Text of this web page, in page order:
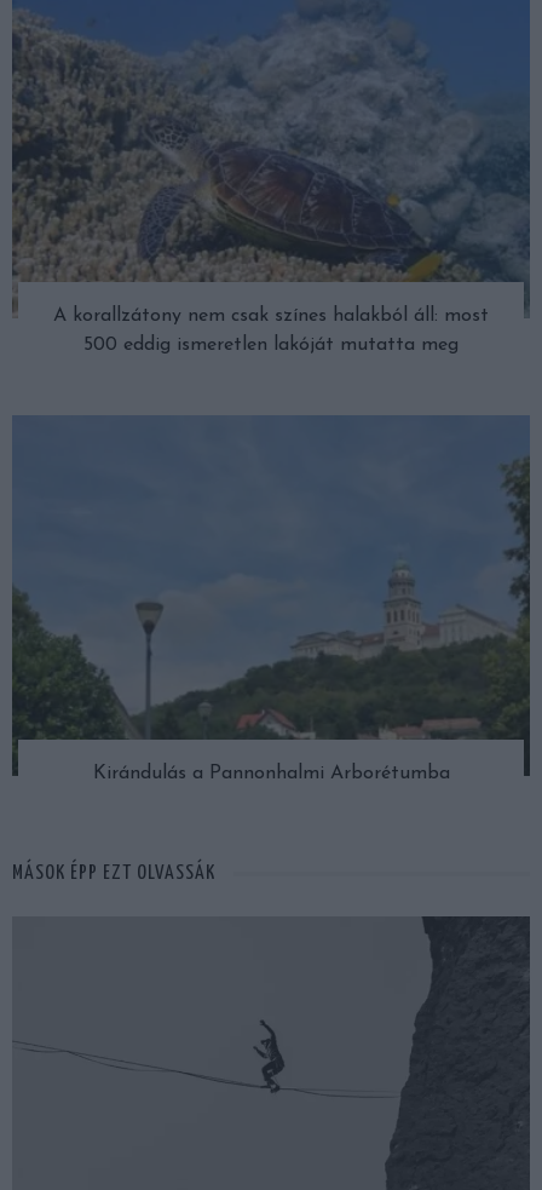
A korallzátony nem csak színes halakból áll: most
500 eddig ismeretlen lakóját mutatta meg
Kirándulás a Pannonhalmi Arborétumba
MÁSOK ÉPP EZT OLVASSÁK